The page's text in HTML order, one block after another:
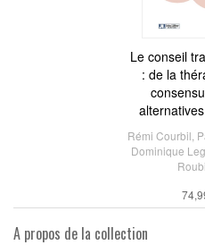
Le conseil
: de la
Rémi Courbil
Dominique
A propos de la collection